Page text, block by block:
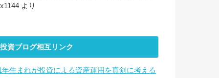
より
投資ブログ相互リンク
年生まれが投資による資産運用を真剣に考える